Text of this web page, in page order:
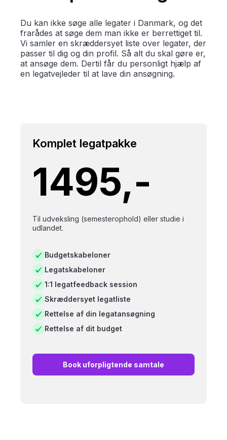
Du kan ikke søge alle legater i Danmark, og det
frarådes at søge dem man ikke er berrettiget til.
Vi samler en skræddersyet liste over legater, der
passer til dig og din profil. Så alt du skal gøre er,
at ansøge dem. Dertil får du personligt hjælp af
en legatvejleder til at lave din ansøgning.
Komplet legatpakke
1495,-
Til udveksling (semesterophold) eller studie i
udlandet.
Budgetskabeloner
Legatskabeloner
1:1 legatfeedback session
Skræddersyet legatliste
Rettelse af din legatansøgning
Rettelse af dit budget
Book uforpligtende samtale